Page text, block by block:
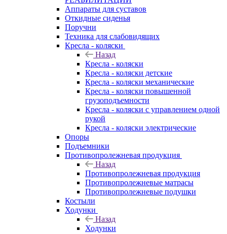
Аппараты для суставов
Откидные сиденья
Поручни
Техника для слабовидящих
Кресла - коляски
Назад
Кресла - коляски
Кресла - коляски детские
Кресла - коляски механические
Кресла - коляски повышенной
грузоподъемности
Кресла - коляски с управлением одной
рукой
Кресла - коляски электрические
Опоры
Подъемники
Противопролежневая продукция
Назад
Противопролежневая продукция
Противопролежневые матрасы
Противопролежневые подушки
Костыли
Ходунки
Назад
Ходунки